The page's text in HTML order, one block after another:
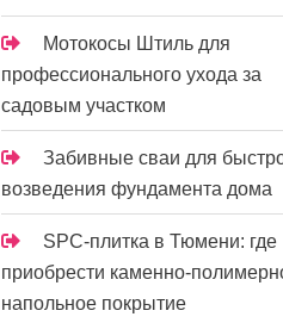
Мотокосы Штиль для
профессионального ухода за
садовым участком
Забивные сваи для
возведения фундамента дома
SPC-плитка в Тюмени: где
приобрести каменно-
напольное покрытие